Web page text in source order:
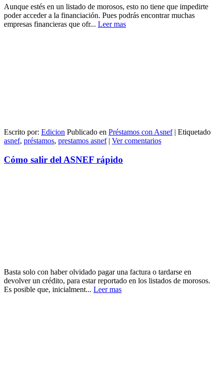
Aunque estés en un listado de morosos, esto no tiene que impedirte
poder acceder a la financiación. Pues podrás encontrar muchas
empresas financieras que ofr... Leer mas
Escrito por: Edicion Publicado en Préstamos con Asnef | Etiquetado
asnef, préstamos, prestamos asnef | Ver comentarios
Cómo salir del ASNEF rápido
Basta solo con haber olvidado pagar una factura o tardarse en
devolver un crédito, para estar reportado en los listados de morosos.
Es posible que, inicialment... Leer mas